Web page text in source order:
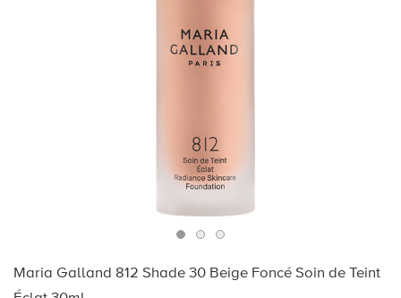
Maria Galland 812 Shade 30 Beige Foncé Soin de Teint